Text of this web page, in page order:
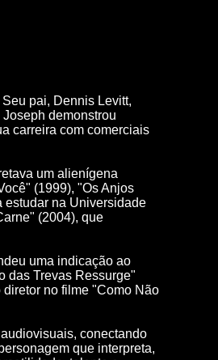
pai, Dennis Levitt,
demonstrou
carreira com comerciais
um alienígena
(1999), "Os Anjos
estudar na Universidade
(2004), que
uma indicação ao
das Trevas Ressurge"
no filme "Como Não
conectando
que interpreta,